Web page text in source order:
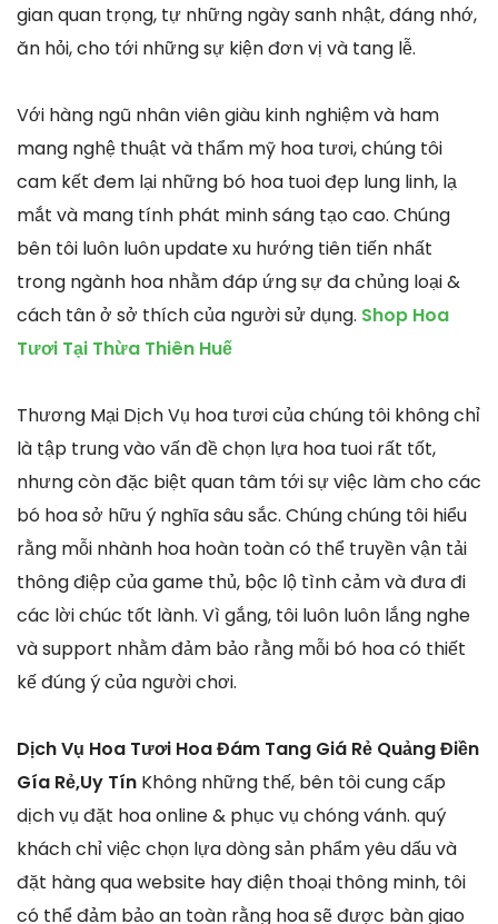
gian quan trọng, tự những ngày sanh nhật, đáng nhớ,
ăn hỏi, cho tới những sự kiện đơn vị và tang lễ.
Với hàng ngũ nhân viên giàu kinh nghiệm và ham
mang nghệ thuật và thẩm mỹ hoa tươi, chúng tôi
cam kết đem lại những bó hoa tuoi đẹp lung linh, lạ
mắt và mang tính phát minh sáng tạo cao. Chúng
bên tôi luôn luôn update xu hướng tiên tiến nhất
trong ngành hoa nhằm đáp ứng sự đa chủng loại &
cách tân ở sở thích của người sử dụng. Shop Hoa
Tươi Tại Thừa Thiên Huế
Thương Mại Dịch Vụ hoa tươi của chúng tôi không chỉ
là tập trung vào vấn đề chọn lựa hoa tuoi rất tốt,
nhưng còn đặc biệt quan tâm tới sự việc làm cho các
bó hoa sở hữu ý nghĩa sâu sắc. Chúng chúng tôi hiểu
rằng mỗi nhành hoa hoàn toàn có thể truyền vận tải
thông điệp của game thủ, bộc lộ tình cảm và đưa đi
các lời chúc tốt lành. Vì gắng, tôi luôn luôn lắng nghe
và support nhằm đảm bảo rằng mỗi bó hoa có thiết
kế đúng ý của người chơi.
Dịch Vụ Hoa Tươi Hoa Đám Tang Giá Rẻ Quảng Điền
Gía Rẻ,Uy Tín Không những thế, bên tôi cung cấp
dịch vụ đặt hoa online & phục vụ chóng vánh. quý
khách chỉ việc chọn lựa dòng sản phẩm yêu dấu và
đặt hàng qua website hay điện thoại thông minh, tôi
có thể đảm bảo an toàn rằng hoa sẽ được bàn giao